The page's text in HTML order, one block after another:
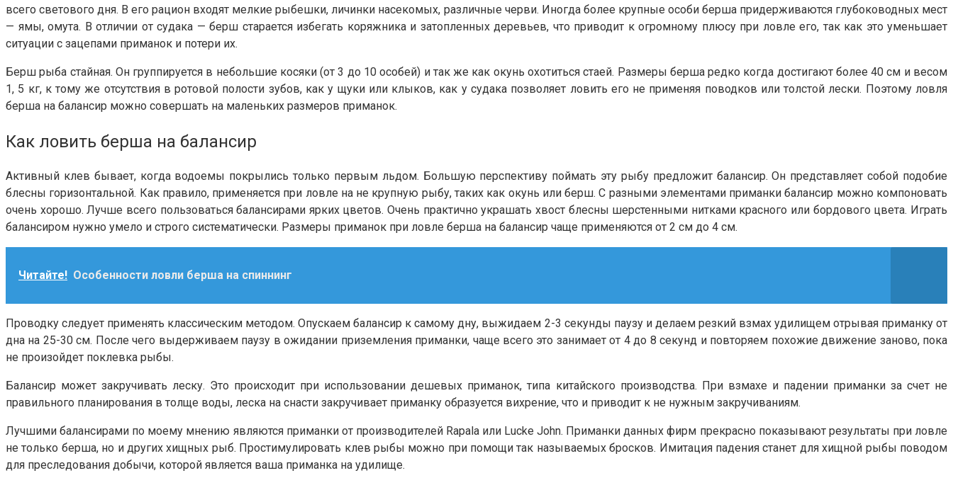
всего светового дня. В его рацион входят мелкие рыбешки, личинки насекомых, различные черви. Иногда более крупные особи берша придерживаются глубоководных мест
— ямы, омута. В отличии от судака — берш старается избегать коряжника и затопленных деревьев, что приводит к огромному плюсу при ловле его, так как это уменьшает
ситуации с зацепами приманок и потери их.
Берш рыба стайная. Он группируется в небольшие косяки (от 3 до 10 особей) и так же как окунь охотиться стаей. Размеры берша редко когда достигают более 40 см и весом
1, 5 кг, к тому же отсутствия в ротовой полости зубов, как у щуки или клыков, как у судака позволяет ловить его не применяя поводков или толстой лески. Поэтому ловля
берша на балансир можно совершать на маленьких размеров приманок.
Как ловить берша на балансир
Активный клев бывает, когда водоемы покрылись только первым льдом. Большую перспективу поймать эту рыбу предложит балансир. Он представляет собой подобие
блесны горизонтальной. Как правило, применяется при ловле на не крупную рыбу, таких как окунь или берш. С разными элементами приманки балансир можно компоновать
очень хорошо. Лучше всего пользоваться балансирами ярких цветов. Очень практично украшать хвост блесны шерстенными нитками красного или бордового цвета. Играть
балансиром нужно умело и строго систематически. Размеры приманок при ловле берша на балансир чаще применяются от 2 см до 4 см.
Читайте! Особенности ловли берша на спиннинг
Проводку следует применять классическим методом. Опускаем балансир к самому дну, выжидаем 2-3 секунды паузу и делаем резкий взмах удилищем отрывая приманку от
дна на 25-30 см. После чего выдерживаем паузу в ожидании приземления приманки, чаще всего это занимает от 4 до 8 секунд и повторяем похожие движение заново, пока
не произойдет поклевка рыбы.
Балансир может закручивать леску. Это происходит при использовании дешевых приманок, типа китайского производства. При взмахе и падении приманки за счет не
правильного планирования в толще воды, леска на снасти закручивает приманку образуется вихрение, что и приводит к не нужным закручиваниям.
Лучшими балансирами по моему мнению являются приманки от производителей Rapala или Lucke John. Приманки данных фирм прекрасно показывают результаты при ловле
не только берша, но и других хищных рыб. Простимулировать клев рыбы можно при помощи так называемых бросков. Имитация падения станет для хищной рыбы поводом
для преследования добычи, которой является ваша приманка на удилище.